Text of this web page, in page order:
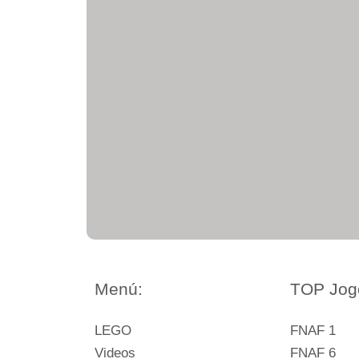
Menú:
LEGO
Videos
TOP
FNAF 1
FNAF 6